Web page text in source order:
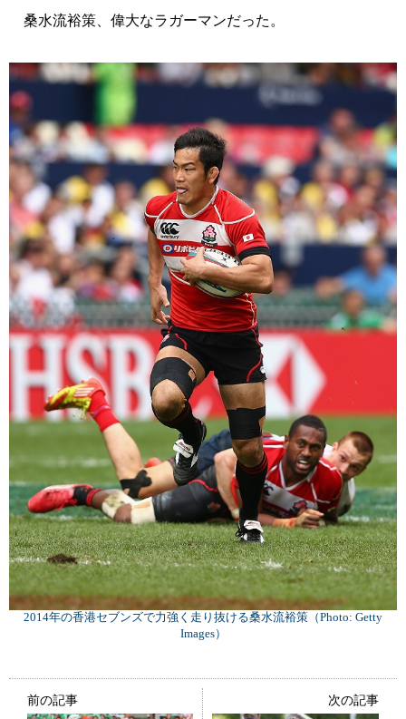
桑水流裕策、偉大なラガーマンだった。
2014年の香港セブンズで力強く走り抜ける桑水流裕策（Photo: Getty
Images）
前の記事 次の記事